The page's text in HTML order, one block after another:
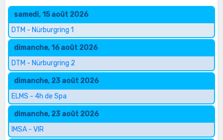
samedi, 15 août 2026
DTM - Nürburgring 1
dimanche, 16 août 2026
DTM - Nürburgring 2
dimanche, 23 août 2026
ELMS - 4h de Spa
dimanche, 23 août 2026
IMSA - VIR